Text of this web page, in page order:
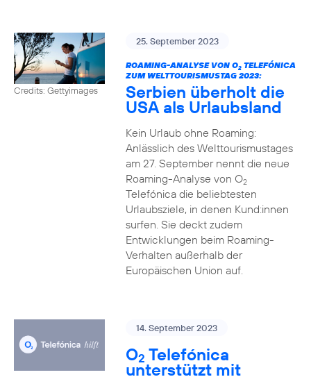
Credits: Gettyimages
25. September 2023
ROAMING-ANALYSE VON O2TELEFÓNICA
ZUM WELTTOURISMUSTAG 2023:
Serbien überholt die
USA als Urlaubsland
Kein Urlaub ohne Roaming:
Anlässlich des Welttourismustages
am 27. September nennt die neue
Roaming-Analyse von O2
Telefónica die beliebtesten
Urlaubsziele, in denen Kund:innen
surfen. Sie deckt zudem
Entwicklungen beim Roaming-
Verhalten außerhalb der
Europäischen Union auf.
14. September 2023
O2 Telefónica
unterstützt mit